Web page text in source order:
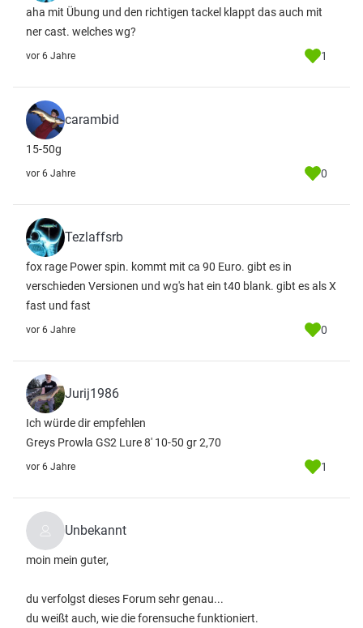
aha mit Übung und den richtigen tackel klappt das auch mit
ner cast. welches wg?
vor 6 Jahre 1
carambid
15-50g
vor 6 Jahre 0
Tezlaffsrb
fox rage Power spin. kommt mit ca 90 Euro. gibt es in
verschieden Versionen und wg's hat ein t40 blank. gibt es als X
fast und fast
vor 6 Jahre 0
Jurij1986
Ich würde dir empfehlen
Greys Prowla GS2 Lure 8' 10-50 gr 2,70
vor 6 Jahre 1
Unbekannt
moin mein guter,
du verfolgst dieses Forum sehr genau...
du weißt auch, wie die forensuche funktioniert.